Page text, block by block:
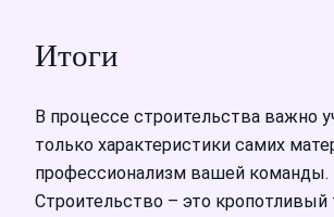
Итоги
В процессе строительства важно
только характеристики самих
профессионализм вашей команды.
Строительство – это кропотливый